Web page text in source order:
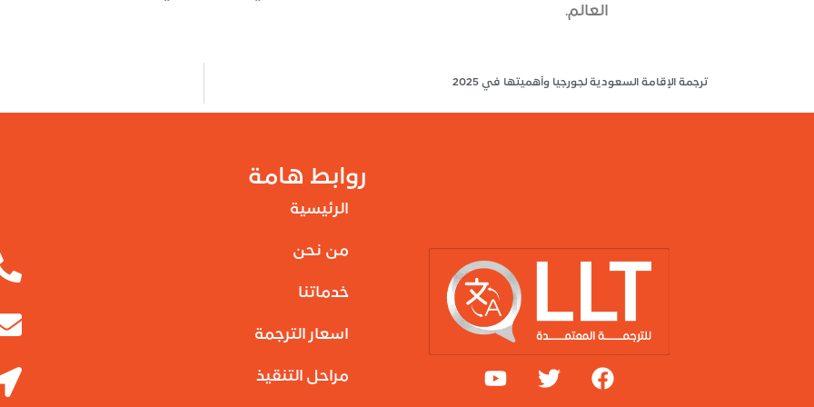
العالم.
ترجمة الإقامة السعودية لجورجيا وأهميتها في 2025
روابط هامة
الرئيسية
من نحن
خدماتنا
اسعار الترجمة
مراحل التنقيذ